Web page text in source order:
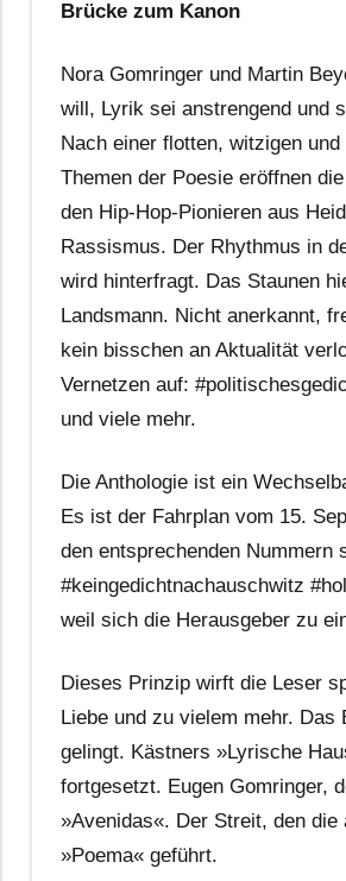
Brücke zum Kanon
Nora Gomringer und Martin
will, Lyrik sei anstrengend und
Nach einer flotten, witzigen
Themen der Poesie eröffnen
den Hip-Hop-Pionieren aus
Rassismus. Der Rhythmus in
wird hinterfragt. Das Staunen
Landsmann. Nicht anerkannt,
kein bisschen an Aktualität
Vernetzen auf:
und viele mehr.
Die Anthologie ist ein
Es ist der Fahrplan vom 15.
den entsprechenden Nummern
#keingedichtnachauschwitz
weil sich die Herausgeber zu
Dieses Prinzip wirft die Leser
Liebe und zu vielem mehr.
gelingt. Kästners »Lyrische
fortgesetzt. Eugen Gomringer,
»Avenidas«. Der Streit, den
»Poema« geführt.